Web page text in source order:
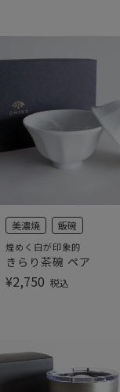
美濃焼 飯碗
煌めく白が印象的
きらり茶碗 ペア
¥2,750 税込